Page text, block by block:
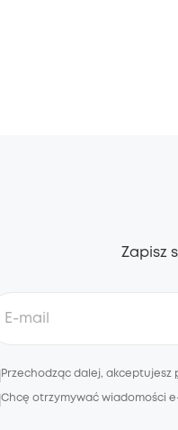
Zapisz
Przechodząc dalej, akceptujesz
Chcę otrzymywać wiadomości